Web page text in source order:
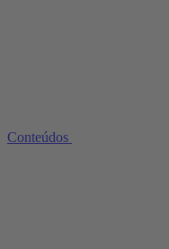
Conteúdos